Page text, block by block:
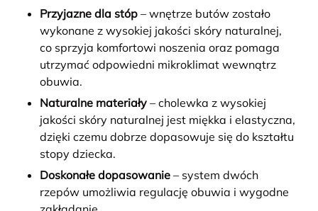
Przyjazne dla stóp – wnętrze butów zostało
wykonane z wysokiej jakości skóry naturalnej,
co sprzyja komfortowi noszenia oraz pomaga
utrzymać odpowiedni mikroklimat wewnątrz
obuwia.
Naturalne materiały – cholewka z wysokiej
jakości skóry naturalnej jest miękka i elastyczna,
dzięki czemu dobrze dopasowuje się do kształtu
stopy dziecka.
Doskonałe dopasowanie – system dwóch
rzepów umożliwia regulację obuwia i wygodne